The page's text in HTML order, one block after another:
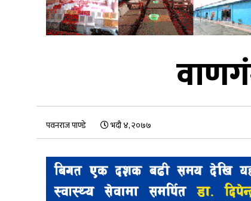
पवनराज पाण्डे भदौ ४, २०७७